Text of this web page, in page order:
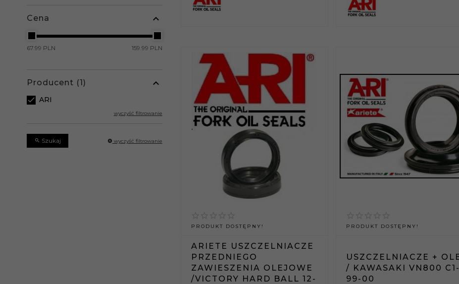
Cena
67.99 PLN 159.99 PLN
Producent
ARI
wyczyść filtrowanie
Szukaj wyczyść filtrowanie
PRODUKT DOSTĘPNY!
ARIETE USZCZELNIACZE
PRZEDNIEGO
ZAWIESZENIA OLEJOWE
/VICTORY HARD BALL 12-
PRODUKT DOSTĘPNY!
USZCZELNIACZE +
/ KAWASAKI VN800
99-00